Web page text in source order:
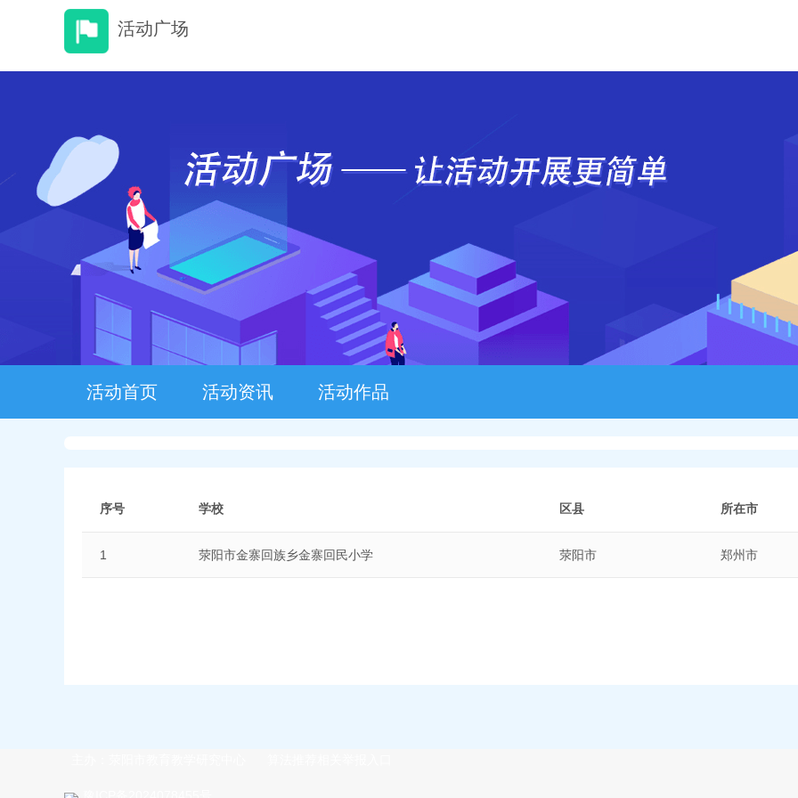
活动广场
活动首页 活动资讯 活动作品
序号 学校 区县 所在市
1 荥阳市金寨回族乡金寨回民小学 荥阳市 郑州市